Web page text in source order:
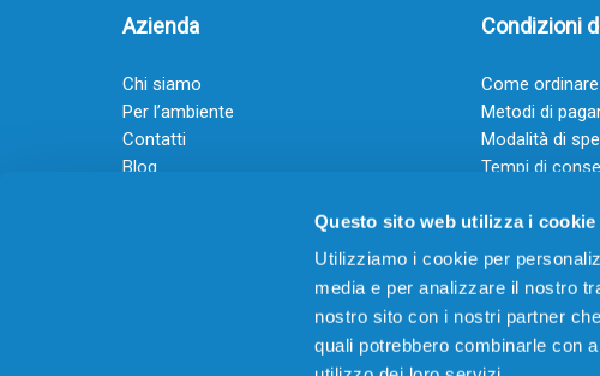
Questo sito web utilizza i cookie
Utilizziamo i cookie per
media e per analizzare il nostro
nostro sito con i nostri partner
quali potrebbero combinarle con
Azienda
Chi siamo
Per l’ambiente
Contatti
Blog
Guadagna con il Dropship
Condizioni
Come ordinare
Metodi di
Modalità di
Tempi di